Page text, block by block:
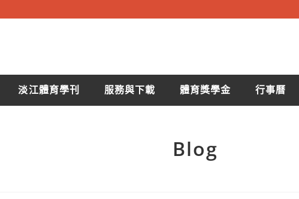
淡江體育學刊 服務與下載 體育獎學金 行事曆
Blog